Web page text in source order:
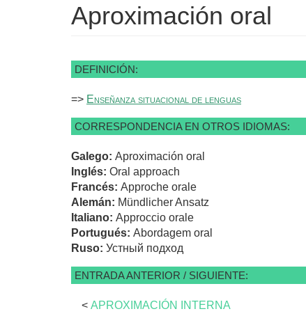
Aproximación oral
DEFINICIÓN:
=> Enseñanza situacional de lenguas
CORRESPONDENCIA EN OTROS IDIOMAS:
Galego: Aproximación oral
Inglés: Oral approach
Francés: Approche orale
Alemán: Mündlicher Ansatz
Italiano: Approccio orale
Portugués: Abordagem oral
Ruso: Устный подход
ENTRADA ANTERIOR / SIGUIENTE:
< APROXIMACIÓN INTERNA